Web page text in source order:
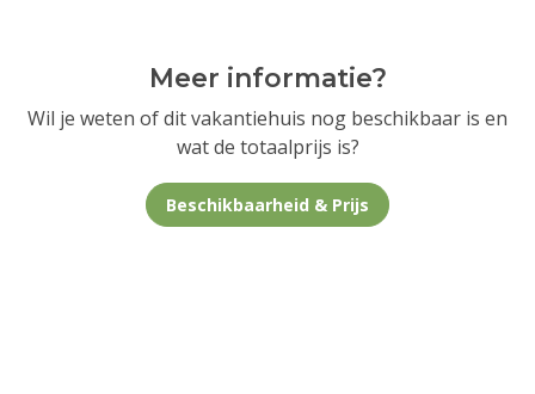
Meer informatie?
Wil je weten of dit vakantiehuis nog beschikbaar is en
wat de totaalprijs is?
Beschikbaarheid & Prijs